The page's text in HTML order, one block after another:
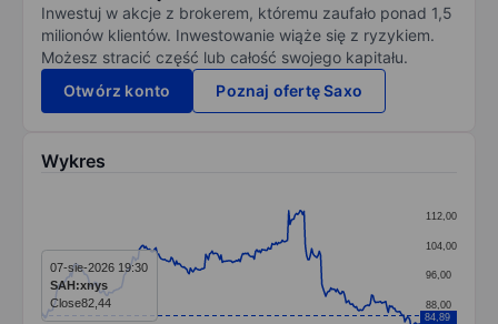
Inwestuj w akcje z brokerem, któremu zaufało ponad 1,5
milionów klientów. Inwestowanie wiąże się z ryzykiem.
Możesz stracić część lub całość swojego kapitału.
Otwórz konto
Poznaj ofertę Saxo
Wykres
Line chart with 298 data points.
The chart has 1 X axis displaying categories.
The chart has 1 Y axis displaying values. Data ranges
88,00
96,00
104,00
112,00
84,89
07-sie-2026 19:30
SAH:xnys
Close82,44